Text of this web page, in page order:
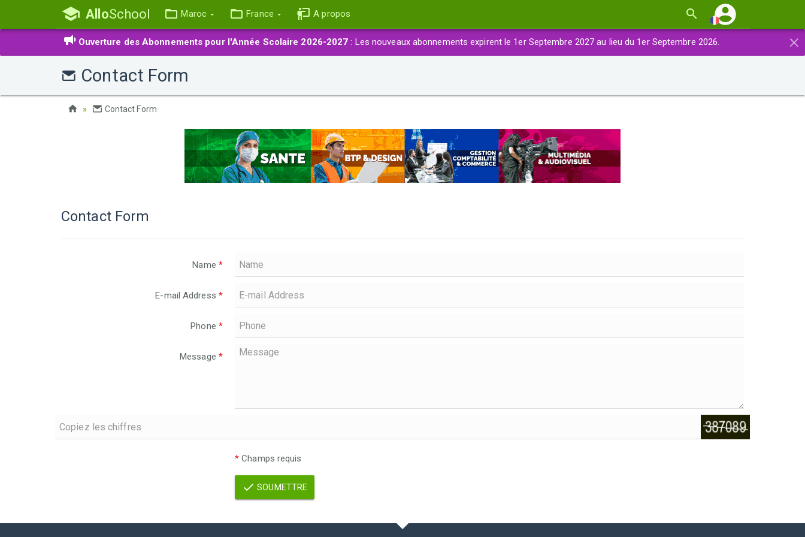
AlloSchool Maroc France A propos
×
Ouverture des Abonnements pour l'Année Scolaire 2026-2027 : Les nouveaux abonnements expirent le 1er Septembre 2027 au lieu du 1er Septembre 2026.
Contact Form
Contact Form
Contact Form
Name *
E-mail Address *
Phone *
Message *
* Champs requis
SOUMETTRE